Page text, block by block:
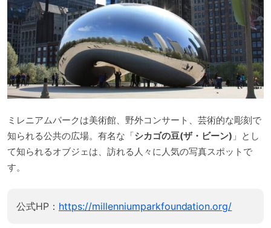
ミレニアムパークは美術館、野外コンサート、芸術的な彫刻で
知られる公共の広場。有名な「シカゴの豆(ザ・ビーン) 」とし
て知られるオブジェは、訪れる人々に人気の写真スポットで
す。
公式HP： https://millenniumparkfoundation.org/